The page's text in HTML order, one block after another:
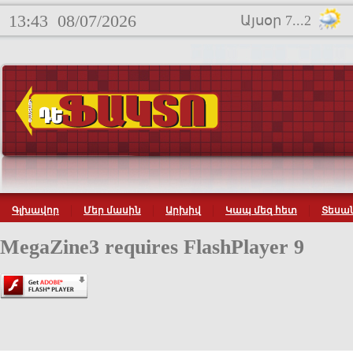
13:43 08/07/2026 Այսօր 7...2
Գլխավոր Մեր մասին Արխիվ Կապ մեզ հետ
MegaZine3 requires FlashPlayer 9